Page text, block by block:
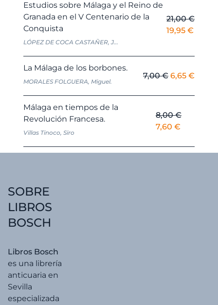
Estudios sobre Málaga y el Reino de
Granada en el V Centenario de la
Conquista
LÓPEZ DE COCA CASTAÑER, J...
21,00€
El
21,00 €.
19,95 €
19,95
La Málaga de los borbones.
MORALES FOLGUERA, Miguel.
7,00€ El
original
era:
7,00 €.
6,65 €
Málaga en tiempos de la
Revolución Francesa.
Villas Tinoco, Siro
8,00€
El
original
7,60 €El
actual
SOBRE
LIBROS
BOSCH
Libros Bosch
es una librería
anticuaria en
Sevilla
especializada